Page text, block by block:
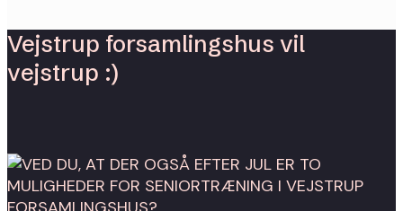
Vejstrup forsamlingshus vil
vejstrup :)